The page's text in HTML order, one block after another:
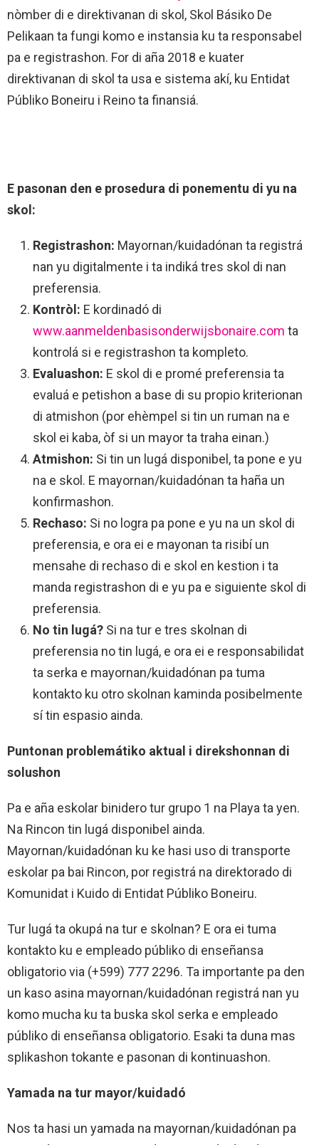
nòmber di e direktivanan di skol, Skol Básiko De
Pelikaan ta fungi komo e instansia ku ta responsabel
pa e registrashon. For di aña 2018 e kuater
direktivanan di skol ta usa e sistema akí, ku Entidat
Públiko Boneiru i Reino ta finansiá.
E pasonan den e prosedura di ponementu di yu na
skol:
Registrashon: Mayornan/kuidadónan ta registrá
nan yu digitalmente i ta indiká tres skol di nan
preferensia.
Kontròl: E kordinadó di
www.aanmeldenbasisonderwijsbonaire.com ta
kontrolá si e registrashon ta kompleto.
Evaluashon: E skol di e promé preferensia ta
evaluá e petishon a base di su propio kriterionan
di atmishon (por ehèmpel si tin un ruman na e
skol ei kaba, òf si un mayor ta traha einan.)
Atmishon: Si tin un lugá disponibel, ta pone e yu
na e skol. E mayornan/kuidadónan ta haña un
konfirmashon.
Rechaso: Si no logra pa pone e yu na un skol di
preferensia, e ora ei e mayonan ta risibí un
mensahe di rechaso di e skol en kestion i ta
manda registrashon di e yu pa e siguiente skol di
preferensia.
No tin lugá? Si na tur e tres skolnan di
preferensia no tin lugá, e ora ei e responsabilidat
ta serka e mayornan/kuidadónan pa tuma
kontakto ku otro skolnan kaminda posibelmente
sí tin espasio ainda.
Puntonan problemátiko aktual i direkshonnan di
solushon
Pa e aña eskolar binidero tur grupo 1 na Playa ta yen.
Na Rincon tin lugá disponibel ainda.
Mayornan/kuidadónan ku ke hasi uso di transporte
eskolar pa bai Rincon, por registrá na direktorado di
Komunidat i Kuido di Entidat Públiko Boneiru.
Tur lugá ta okupá na tur e skolnan? E ora ei tuma
kontakto ku e empleado públiko di enseñansa
obligatorio via (+599) 777 2296. Ta importante pa den
un kaso asina mayornan/kuidadónan registrá nan yu
komo mucha ku ta buska skol serka e empleado
públiko di enseñansa obligatorio. Esaki ta duna mas
splikashon tokante e pasonan di kontinuashon.
Yamada na tur mayor/kuidadó
Nos ta hasi un yamada na mayornan/kuidadónan pa